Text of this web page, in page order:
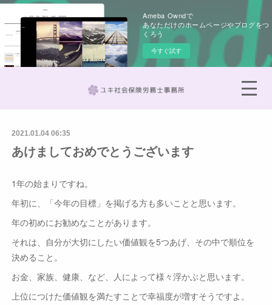
Ameba Owndで
あなただけのホームページやブログをつ
くろう
今すぐ試す
2021.01.04 06:35
あけましておめでとうございます
1年の始まりですね。
年初に、「今年の目標」を掲げる方も多いことと思います。
年の初めにお勧めなことがあります。
それは、自分が大切にしたい価値観を5つあげ、その中で順位を
決めること。
お金、家族、健康、など、人によって様々浮かぶと思います。
上位につけた価値観を満たすことで幸福度が増すそうですよ。